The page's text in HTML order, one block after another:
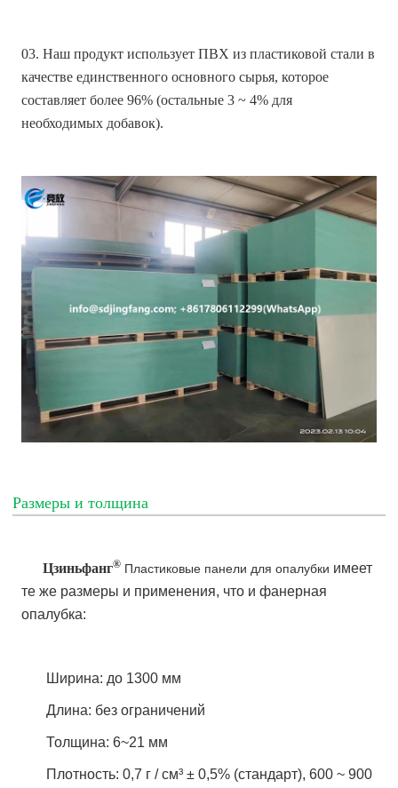
03. Наш продукт использует ПВХ из пластиковой стали в
качестве единственного основного сырья, которое
составляет более 96% (остальные 3 ~ 4% для
необходимых добавок).
Размеры и толщина
Цзиньфанг® Пластиковые панели для опалубки имеет
те же размеры и применения, что и фанерная
опалубка:
Ширина: до 1300 мм
Длина: без ограничений
Толщина: 6~21 мм
Плотность: 0,7 г / см³ ± 0,5% (стандарт), 600 ~ 900